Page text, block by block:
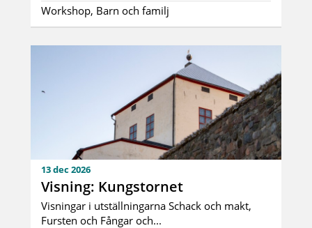
Workshop, Barn och familj
13 dec 2026
Visning: Kungstornet
Visningar i utställningarna Schack och makt,
Fursten och Fångar och...